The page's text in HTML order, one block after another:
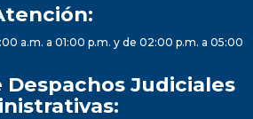
a.m. a 01:00 p.m. y de 02:00 p.m. a 05:00
Despachos Judiciales